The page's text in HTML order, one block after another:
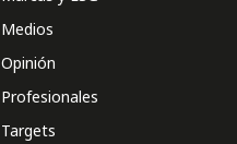
Medios
Opinión
Profesionales
Targets